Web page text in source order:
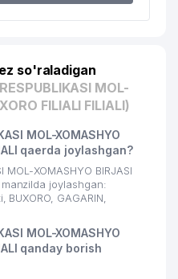
so'raladigan
MOL-
FILIALI FILIALI)
MOL-XOMASHYO
qaerda joylashgan?
MOL-XOMASHYO BIRJASI
manzilda joylashgan:
GAGARIN,
MOL-XOMASHYO
qanday borish